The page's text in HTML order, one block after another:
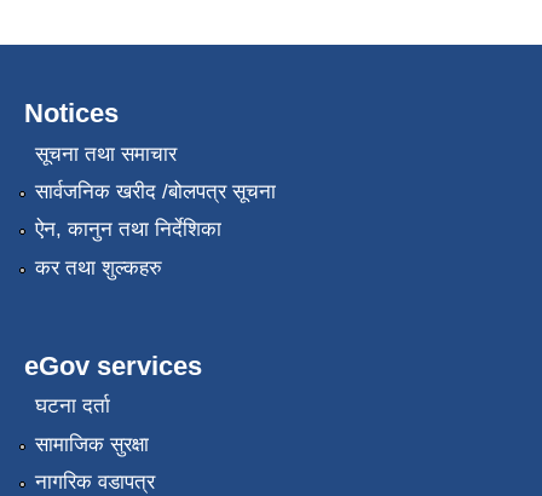
Notices
सूचना तथा समाचार
सार्वजनिक खरीद /बोलपत्र सूचना
ऐन, कानुन तथा निर्देशिका
कर तथा शुल्कहरु
eGov services
घटना दर्ता
सामाजिक सुरक्षा
नागरिक वडापत्र